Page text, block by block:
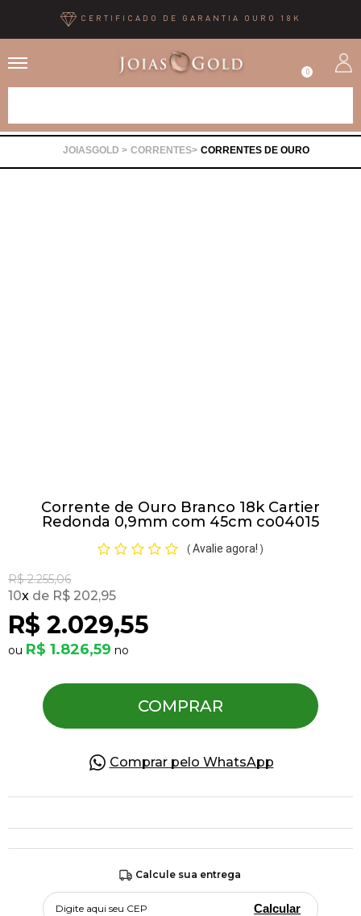
CERTIFICADO DE GARANTIA OURO 18K
0
CORRENTES CORRENTES DE OURO
Corrente de Ouro Branco 18k Cartier
Redonda 0,9mm com 45cm co04015
( Avalie agora! )
R$ 2.255,06
R$ 2.029,55
10x R$ 202,95
R$ 1.826,59
COMPRAR
Comprar pelo WhatsApp
Calcule sua entrega
Calcular
Pedras Preciosas
OFERTAS